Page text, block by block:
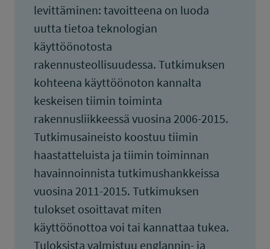
levittäminen: tavoitteena on luoda
uutta tietoa teknologian
käyttöönotosta
rakennusteollisuudessa. Tutkimuksen
kohteena käyttöönoton kannalta
keskeisen tiimin toiminta
rakennusliikkeessä vuosina 2006-2015.
Tutkimusaineisto koostuu tiimin
haastatteluista ja tiimin toiminnan
havainnoinnista tutkimushankkeissa
vuosina 2011-2015. Tutkimuksen
tulokset osoittavat miten
käyttöönottoa voi tai kannattaa tukea.
Tuloksista valmistuu englannin- ja